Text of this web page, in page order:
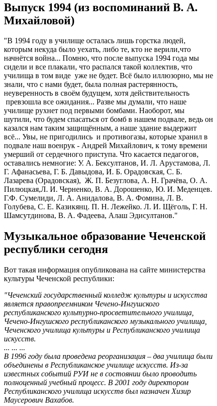
Выпуск 1994 (из воспоминаний В. А.
Михайловой)
"В 1994 году в училище осталась лишь горстка людей,
которым некуда было уехать, либо те, кто не верили,что
начнётся война... Помню, что после выпуска 1994 года мы
сидели и все плакали, что распался такой коллектив, что
училища в том виде уже не будет. Всё было иллюзорно, мы не
знали, что с нами будет, была полная растерянность,
неуверенность в своём будущем, хотя действительность
превзошла все ожидания... Разве мы думали, что наше
училище рухнет под первыми бомбами. Наоборот, мы
шутили, что будем спасаться от бомб в нашем подвале, ведь он
казался нам таким защищённым, а наше здание выдержит
всё... Увы, не пригодились и противогазы, которые хранил в
подвале наш военрук - Андрей Михайлович, к тому времени
умерший от сердечного приступа. Что касается педагогов,
оставались немногие: У. А. Бексултанов, И. Л. Арустамова, Л.
Г. Афанасьева, Г. Б. Давыдова, И. Б. Орадовская, С. Б.
Лазарева (Орадовская), Ж. П. Безуглова, А. Н. Грачёва, О. А.
Пилюцкая,Л. И. Черненко, В. А. Дорошенко, Ю. И. Меденцев.
Г.Ф. Сумелиди, Л. А. Анидалова, В. А. Фомина, Л. В.
Голубева, С. Е. Казикянц. П. Н. Лежейко. Л. И. Щёголь, Г. Н.
Шамсутдинова, В. А. Фадеева, Алаш Эдисултанов."
Музыкальное образование Чеченской
республики сегодня
Вот такая информация опубликована на сайте министерства
культуры Чеченской республики:
"Чеченский государственный колледж культуры и искусства
является правопреемником Чечено-Ингушского
республиканского культурно-просветительного училища,
Чечено-Ингушского республиканского музыкального училища,
Чеченского училища культуры и Республиканского училища
искусств.
... ... ...
В 1996 году была проведена реорганизация – два училища были
объединены в Республиканское училище искусств. Из-за
известных событий РУИ не в состоянии было проводить
полноценный учебный процесс. В 2001 году директором
Республиканского училища искусств был назначен Хизир
Маусерович Вахабов.